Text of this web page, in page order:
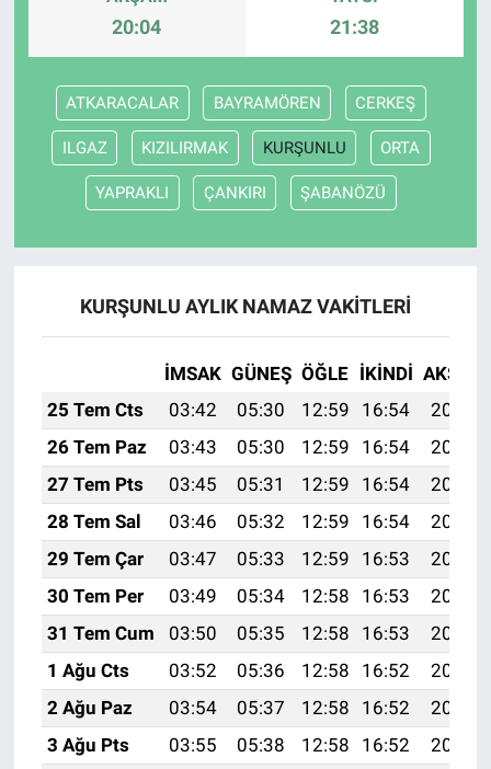
20:04 21:38
ATKARACALAR BAYRAMÖREN CERKEŞ
ILGAZ KIZILIRMAK KURŞUNLU ORTA
YAPRAKLI ÇANKIRI ŞABANÖZÜ
KURŞUNLU AYLIK NAMAZ VAKITLERI
İMSAK GÜNEŞ ÖĞLE İKINDI AKŞAM
25 Tem Cts
03:42 05:30 12:59 16:54
20:18
26 Tem Paz
03:43 05:30 12:59 16:54
20:17
27 Tem Pts
03:45 05:31 12:59 16:54
20:16
28 Tem Sal
03:46 05:32 12:59 16:54
20:15
29 Tem Çar
03:47 05:33 12:59 16:53
20:14
30 Tem Per
03:49 05:34 12:58 16:53
20:13
31 Tem Cum
03:50 05:35 12:58 16:53
20:12
1 Ağu Cts
03:52 05:36 12:58 16:52
20:11
2 Ağu Paz
03:54 05:37 12:58 16:52
20:10
3 Ağu Pts
03:55 05:38 12:58 16:52
20:09